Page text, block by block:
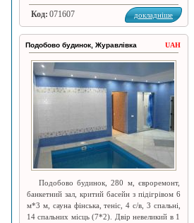
Код: 071607 докладніше
Подобово будинок, Журавлівка UAH
Подобово будинок, 280 м, євроремонт,
банкетний зал, критий басейн з підігрівом 6
м*3 м, сауна фінська, теніс, 4 с/в, 3 спальні,
14 спальних місць (7*2). Двір невеликий в 1